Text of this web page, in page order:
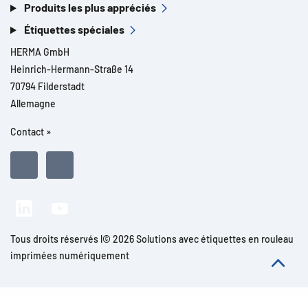
Produits les plus appréciés
Étiquettes spéciales
HERMA GmbH
Heinrich-Hermann-Straße 14
70794 Filderstadt
Allemagne
Contact »
Tous droits réservés l© 2026 Solutions avec étiquettes en rouleau
imprimées numériquement